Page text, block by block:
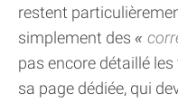
restent
simplement des
pas encore détaillé
sa page dédiée, qui